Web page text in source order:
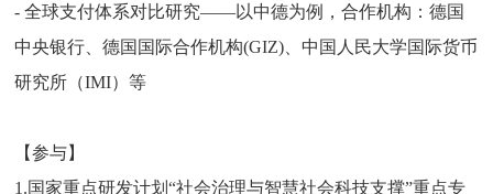
- 全球支付体系对比研究——以中德为例，合作机构：德国
中央银行、德国国际合作机构(GIZ)、中国人民大学国际货币
研究所（IMI）等
【参与】
1.国家重点研发计划“社会治理与智慧社会科技支撑”重点专